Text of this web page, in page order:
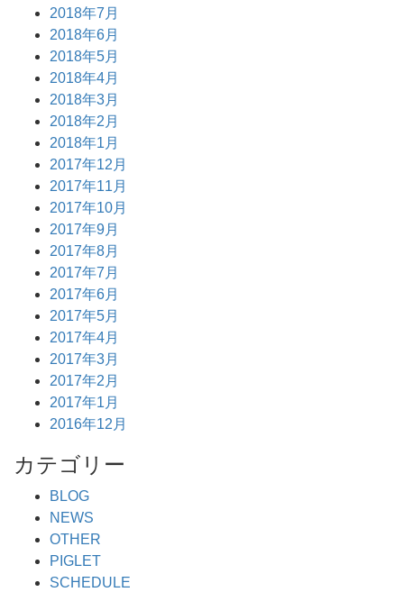
2018年7月
2018年6月
2018年5月
2018年4月
2018年3月
2018年2月
2018年1月
2017年12月
2017年11月
2017年10月
2017年9月
2017年8月
2017年7月
2017年6月
2017年5月
2017年4月
2017年3月
2017年2月
2017年1月
2016年12月
カテゴリー
BLOG
NEWS
OTHER
PIGLET
SCHEDULE